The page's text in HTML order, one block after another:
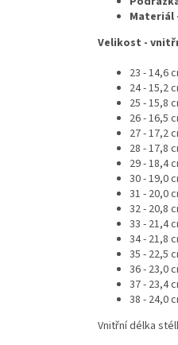
Materiál
Velikost -
23 - 14,6
24 - 15,2
25 - 15,8
26 - 16,5
27 - 17,2
28 - 17,8
29 - 18,4
30 - 19,0
31 - 20,0
32 - 20,8
33 - 21,4
34 - 21,8
35 - 22,5
36 - 23,0
37 - 23,4
38 - 24,0
Vnitřní délka